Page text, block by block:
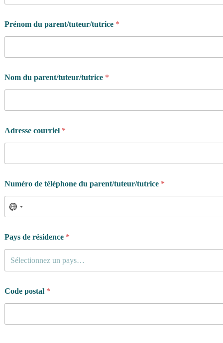
l
Prénom du parent/tuteur/tutrice *
Nom du parent/tuteur/tutrice *
Adresse courriel *
Numéro de téléphone du parent/tuteur/tutrice *
Pays de résidence *
Sélectionnez un pays…
Code postal *